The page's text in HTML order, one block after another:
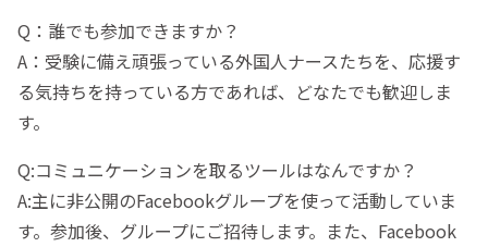
Q：誰でも参加できますか？
A：受験に備え頑張っている外国人ナースたちを、応援す
る気持ちを持っている方であれば、どなたでも歓迎しま
す。
Q:コミュニケーションを取るツールはなんですか？
A:主に非公開のFacebookグループを使って活動していま
す。参加後、グループにご招待します。また、Facebook